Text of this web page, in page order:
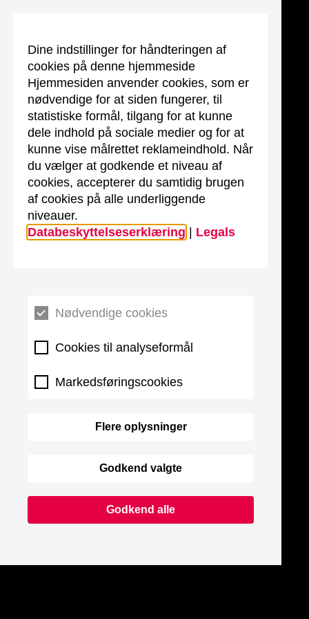
Dine indstillinger for håndteringen af
cookies på denne hjemmeside
Hjemmesiden anvender cookies, som er
nødvendige for at siden fungerer, til
statistiske formål, tilgang for at kunne
dele indhold på sociale medier og for at
kunne vise målrettet reklameindhold. Når
du vælger at godkende et niveau af
cookies, accepterer du samtidig brugen
af cookies på alle underliggende
niveauer.
Databeskyttelseserklæring
Legals
Nødvendige cookies
Cookies til analyseformål
Markedsføringscookies
Flere oplysninger
Godkend valgte
Godkend alle